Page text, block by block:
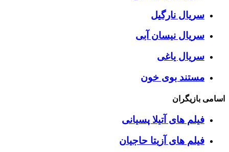
سریال نارگیل
سریال نیسان آبی
سریال یاغی
مستند بوی خون
اسامی بازیگران
فیلم های آتیلا پسیانی
فیلم های آزیتا حاجیان